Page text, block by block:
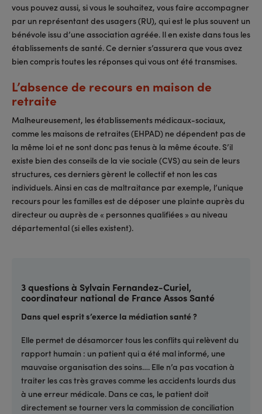
vous pouvez aussi, si vous le souhaitez, vous faire accompagner
par un représentant des usagers (RU), qui est le plus souvent un
bénévole issu d’une association agréée. Il en existe dans tous les
établissements de santé. Ce dernier s’assurera que vous avez
bien compris toutes les réponses qui vous ont été transmises.
L’absence de recours en maison de
retraite
Malheureusement, les établissements médicaux-sociaux,
comme les maisons de retraites (EHPAD) ne dépendent pas de
la même loi et ne sont donc pas tenus à la même écoute. S’il
existe bien des conseils de la vie sociale (CVS) au sein de leurs
structures, ces derniers gèrent le collectif et non les cas
individuels. Ainsi en cas de maltraitance par exemple, l’unique
recours pour les familles est de déposer une plainte auprès du
directeur ou auprès de « personnes qualifiées » au niveau
départemental (si elles existent).
3 questions à Sylvain Fernandez-Curiel,
coordinateur national de France Assos Santé
Dans quel esprit s’exerce la médiation santé ?
Elle permet de désamorcer tous les conflits qui relèvent du
rapport humain : un patient qui a été mal informé, une
mauvaise organisation des soins…. Elle n’a pas vocation à
traiter les cas très graves comme les accidents lourds dus
à une erreur médicale. Dans ce cas, le patient doit
directement se tourner vers la commission de conciliation